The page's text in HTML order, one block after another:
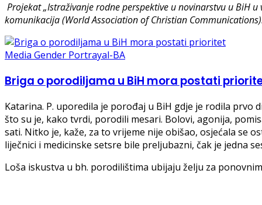
Projekat „Istraživanje rodne perspektive u novinarstvu u BiH
komunikacija (World Association of Christian
Media Gender Portrayal-BA
Briga o porodiljama u BiH mora postati
Katarina. P. uporedila je porođaj u BiH gdje je rodila prvo
što su je, kako tvrdi, porodili mesari. Bolovi, agonija,
sati. Nitko je, kaže, za to vrijeme nije obišao, osjećala se
liječnici i medicinske setsre bile preljubazni, čak je jedna
Loša iskustva u bh. porodilištima ubijaju želju za